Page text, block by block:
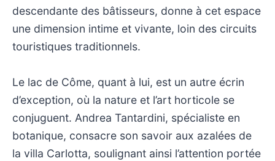
descendante des bâtisseurs, donne à cet espace
une dimension intime et vivante, loin des circuits
touristiques traditionnels.
Le lac de Côme, quant à lui, est un autre écrin
d’exception, où la nature et l’art horticole se
conjuguent. Andrea Tantardini, spécialiste en
botanique, consacre son savoir aux azalées de
la villa Carlotta, soulignant ainsi l’attention portée